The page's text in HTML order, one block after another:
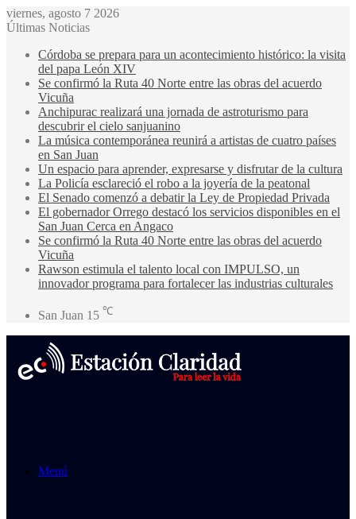
viernes, agosto 7 2026
Últimas Noticias
Córdoba se prepara para un acontecimiento histórico: la visita
del papa León XIV
Se confirmó la Ruta 40 Norte entre las obras del acuerdo
Vicuña
Anchipurac realizará una jornada de astroturismo para
descubrir el cielo sanjuanino
La música contemporánea reunirá a artistas de cuatro países
en San Juan
Un espacio para aprender, expresarse y disfrutar de la cultura
La Policía esclareció el robo a la joyería de la peatonal
El Senado comenzó a debatir la Ley de Propiedad Privada
El gobernador Orrego destacó los servicios disponibles en el
San Juan Cerca en Angaco
Se confirmó la Ruta 40 Norte entre las obras del acuerdo
Vicuña
Rawson estimula el talento local con IMPULSO, un
innovador programa para fortalecer las industrias culturales
San Juan 15 ℃
Menú